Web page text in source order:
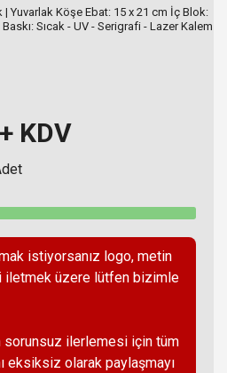
| Yuvarlak Köşe Ebat: 15 x 21 cm İç Blok:
Sıcak - UV - Serigrafi - Lazer Kalem
KDV
istiyorsanız logo, metin
iletmek üzere lütfen bizimle
ilerlemesi için tüm
eksiksiz olarak paylaşmayı